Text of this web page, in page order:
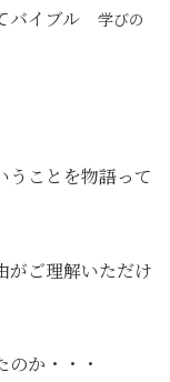
バイブル 学びの
うことを物語って
がご理解いただけ
か・・・